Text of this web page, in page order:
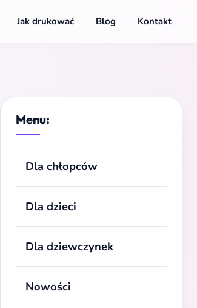
Jak drukować Blog Kontakt
Menu:
Dla chłopców
Dla dzieci
Dla dziewczynek
Nowości